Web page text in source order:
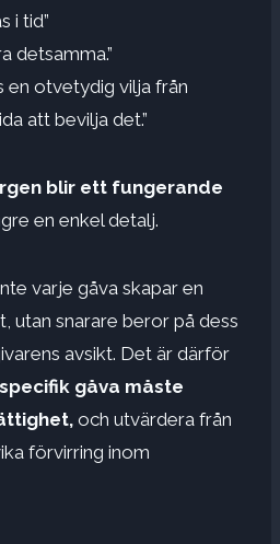
i tid”
detsamma.”
en otvetydig vilja från
att bevilja det.”
blir ett fungerande
en enkel detalj.
varje gåva skapar en
utan snarare beror på dess
avsikt. Det är därför
specifik gåva måste
och utvärdera från
förvirring inom